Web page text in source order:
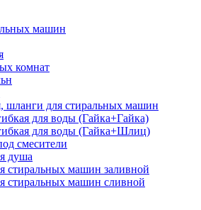
машин
комнат
шланги для стиральных машин
для воды (Гайка+Гайка)
для воды (Гайка+Шлиц)
смесители
душа
стиральных машин заливной
стиральных машин сливной